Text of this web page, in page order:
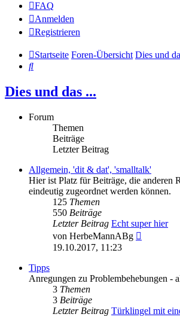
FAQ
Anmelden
Registrieren
Startseite Foren-Übersicht Dies und
Suche
Dies und das ...
Forum
Themen
Beiträge
Letzter Beitrag
Allgemein, 'dit & dat', 'smalltalk'
Hier ist Platz für Beiträge, die anderen
eindeutig zugeordnet werden können.
125 Themen
550 Beiträge
Letzter Beitrag Echt super hier
von HerbeMannABg
19.10.2017, 11:23
Tipps
Anregungen zu Problembehebungen -
3 Themen
3 Beiträge
Letzter Beitrag Türklingel mit